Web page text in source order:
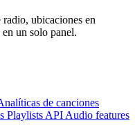
radio, ubicaciones en
un solo panel.
de canciones
Playlists API Audio features